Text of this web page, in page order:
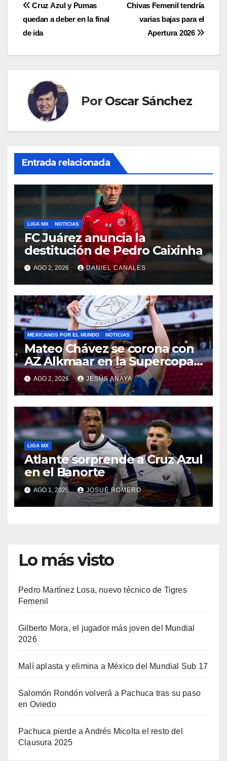
Navegación
de
entradas
Chivas Femenil tendría
varias bajas para el
Apertura 2026
Cruz Azul y Pumas
quedan a deber en la final
de ida
Por Oscar Sánchez
Entrada relacionada
LIGA MX NOTICIAS
FC Juárez anuncia la
destitución de Pedro Caixinha
AGO 2, 2026 DANIEL CANALES
MEXICANOS POR EL MUNDO NOTICIAS
Mateo Chávez se corona con
AZ Alkmaar en la Supercopa
de Países Bajos
AGO 2, 2026 JESÚS ANAYA
LIGA MX
Atlante sorprende a Cruz Azul
en el Banorte
AGO 1, 2026 JOSUÉ ROMERO
Lo más visto
Pedro Martínez Losa, nuevo técnico de Tigres
Femenil
Gilberto Mora, el jugador más joven del Mundial
2026
Malí aplasta y elimina a México del Mundial Sub 17
Salomón Rondón volverá a Pachuca tras su paso
en Oviedo
Pachuca pierde a Andrés Micolta el resto del
Clausura 2025